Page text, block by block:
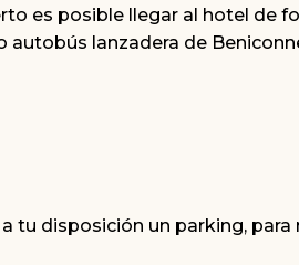
es posible llegar al hotel de
lanzadera de
tu disposición un parking,